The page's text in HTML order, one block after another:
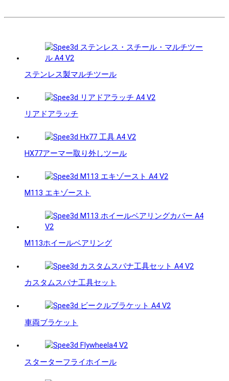
ステンレス製マルチツール
リアドアラッチ
HX77アーマー取り外しツール
M113 エキゾースト
M113ホイールベアリング
カスタムスパナ工具セット
車両ブラケット
スターターフライホイール